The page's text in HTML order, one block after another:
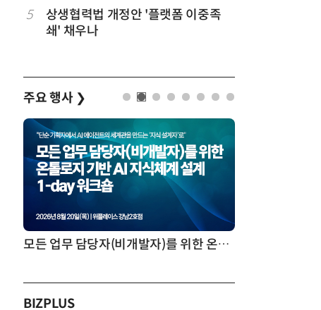
5
상생협력법 개정안 '플랫폼 이중족
쇄' 채우나
주요 행사 ❯
모든 업무 담당자(비개발자)를 위한 온톨로지 기반 AI 지식체계 설계 1-day 워크숍
BIZPLUS